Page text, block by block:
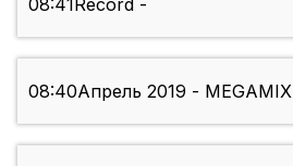
08:41 Record -
08:40Апрель 2019 - MEGAMIX